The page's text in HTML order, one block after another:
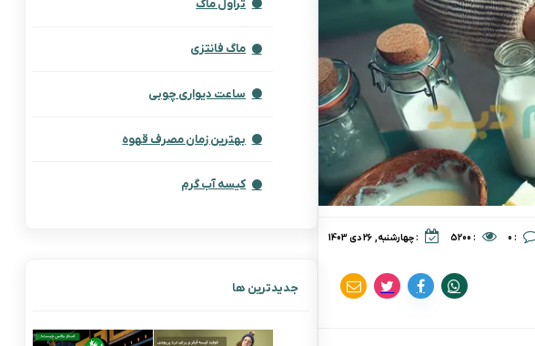
:
0
:
5200
:چهارشنبه, 26 دی 1403
تراول ماگ
ماگ فانتزی
ساعت دیواری چوبی
بهترین زمان مصرف قهوه
کیسه آب گرم
جدیدترین ها